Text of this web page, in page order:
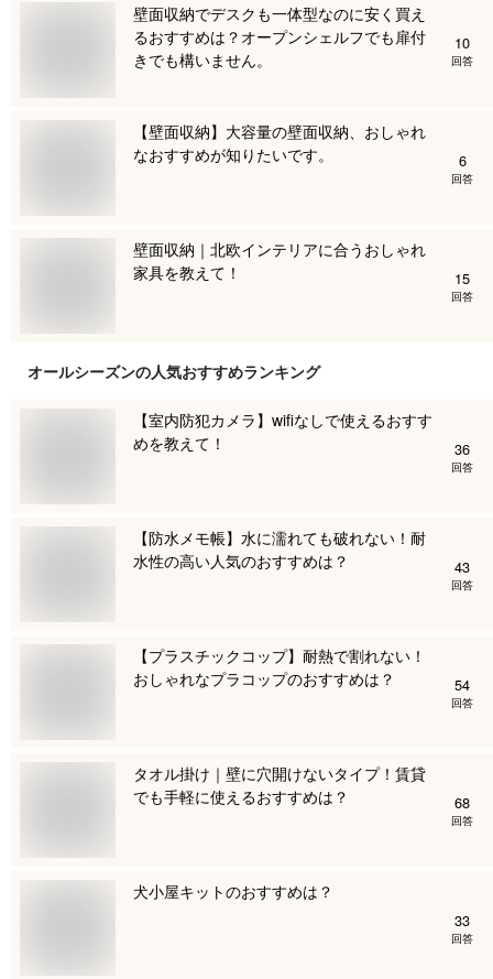
壁面収納でデスクも一体型なのに安く買え
るおすすめは？オープンシェルフでも扉付
きでも構いません。
10
回答
【壁面収納】大容量の壁面収納、おしゃれ
なおすすめが知りたいです。
6
回答
壁面収納｜北欧インテリアに合うおしゃれ
家具を教えて！
15
回答
オールシーズンの人気おすすめランキング
【室内防犯カメラ】wifiなしで使えるおすす
めを教えて！
36
回答
【防水メモ帳】水に濡れても破れない！耐
水性の高い人気のおすすめは？
43
回答
【プラスチックコップ】耐熱で割れない！
おしゃれなプラコップのおすすめは？
54
回答
タオル掛け｜壁に穴開けないタイプ！賃貸
でも手軽に使えるおすすめは？
68
回答
犬小屋キットのおすすめは？
33
回答